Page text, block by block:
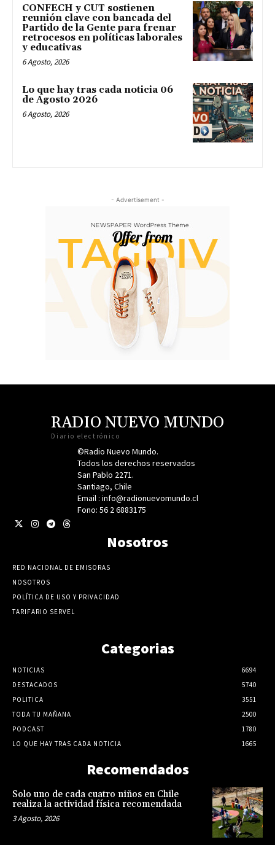
CONFECH y CUT sostienen
reunión clave con bancada del
Partido de la Gente para frenar
retrocesos en políticas laborales
y educativas
6 Agosto, 2026
Lo que hay tras cada noticia 06
de Agosto 2026
6 Agosto, 2026
- Advertisement -
RADIO NUEVO MUNDO
Diario electrónico
©Radio Nuevo Mundo.
Todos los derechos reservados
San Pablo 2271.
Santiago, Chile
Email : info@radionuevomundo.cl
Fono: 56 2 6883175
Nosotros
RED NACIONAL DE EMISORAS
NOSOTROS
POLÍTICA DE USO Y PRIVACIDAD
TARIFARIO SERVEL
Categorias
NOTICIAS
6694
DESTACADOS
5740
POLITICA
3551
TODA TU MAÑANA
2500
PODCAST
1780
LO QUE HAY TRAS CADA NOTICIA
1665
Recomendados
Solo uno de cada cuatro niños en Chile
realiza la actividad física recomendada
3 Agosto, 2026